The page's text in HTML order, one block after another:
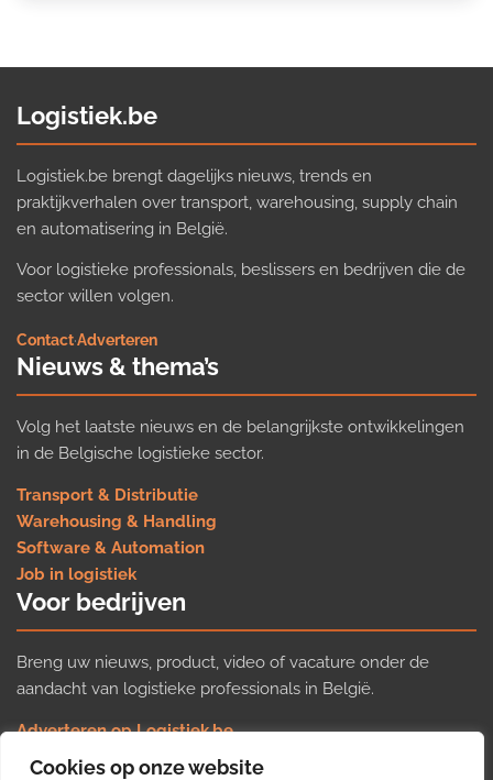
Cookies op onze website
Logistiek.be
Logistiek.be brengt dagelijks nieuws, trends en
praktijkverhalen over transport, warehousing, supply chain
en automatisering in België.
Voor logistieke professionals, beslissers en bedrijven die de
sector willen volgen.
Contact·Adverteren
Nieuws & thema’s
Volg het laatste nieuws en de belangrijkste ontwikkelingen
in de Belgische logistieke sector.
Transport & Distributie
Warehousing & Handling
Software & Automation
Job in logistiek
Voor bedrijven
Breng uw nieuws, product, video of vacature onder de
aandacht van logistieke professionals in België.
Adverteren op Logistiek.be
Nieuws insturen